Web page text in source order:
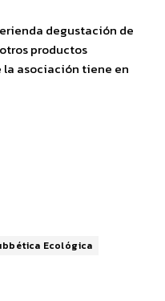
degustación de
productos
la asociación tiene en
Ecológica